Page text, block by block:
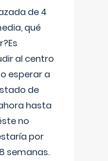
de 4
qué
al centro
esperar a
de
hasta
no
por
semanas.